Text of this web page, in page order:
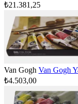
₺21.381,25
Van Gogh Van Gogh
₺4.503,00